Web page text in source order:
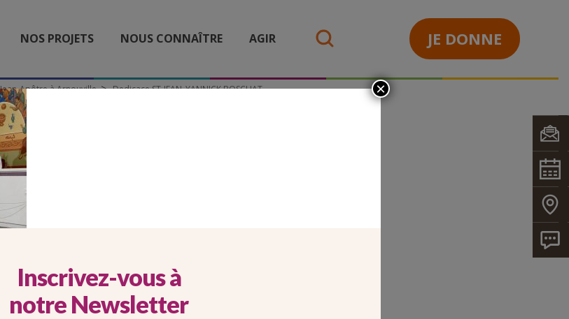
NOS PROJETS NOUS CONNAÎTRE AGIR JE DONNE
Apôtre à Arnouville Dedicace ST-JEAN_YANNICK BOSCHAT
JEAN_YANNICK BOSCHAT
Inscrivez-vous à
notre Newsletter
×